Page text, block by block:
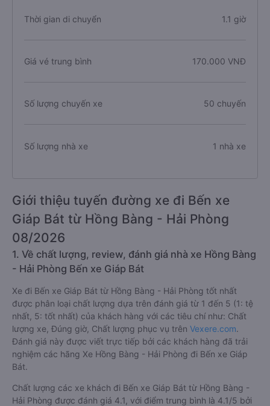
Thời gian di chuyển 1.1 giờ
Giá vé trung bình 170.000 VNĐ
Số lượng chuyến xe 50 chuyến
Số lượng nhà xe 1 nhà xe
Giới thiệu tuyến đường xe đi Bến xe
Giáp Bát từ Hồng Bàng - Hải Phòng
08/2026
1. Về chất lượng, review, đánh giá nhà xe Hồng Bàng
- Hải Phòng Bến xe Giáp Bát
Xe đi Bến xe Giáp Bát từ Hồng Bàng - Hải Phòng tốt nhất
được phân loại chất lượng dựa trên đánh giá từ 1 đến 5 (1: tệ
nhất, 5: tốt nhất) của khách hàng với các tiêu chí như: Chất
lượng xe, Đúng giờ, Chất lượng phục vụ trên Vexere.com.
Đánh giá này được viết trực tiếp bởi các khách hàng đã trải
nghiệm các hãng Xe Hồng Bàng - Hải Phòng đi Bến xe Giáp
Bát.
Chất lượng các xe khách đi Bến xe Giáp Bát từ Hồng Bàng -
Hải Phòng được đánh giá 4.1, với điểm trung bình là 4.1/5 bởi